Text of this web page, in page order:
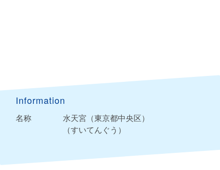
Information
名称
水天宮（東京都中央区）
（すいてんぐう）